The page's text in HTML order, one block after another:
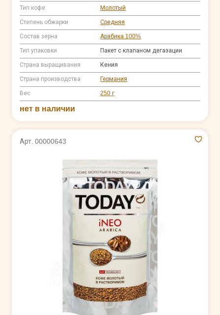
Тип кофе Молотый
Степень обжарки Средняя
Состав зерна Арабика 100%
Тип упаковки Пакет с клапаном дегазации
Страна выращивания Кения
Страна производства Германия
Вес 250 г
нет в наличии
Арт. 00000643